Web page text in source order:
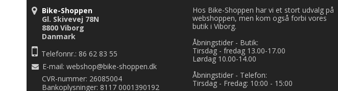
Bike-Shoppen
Gl. Skivevej 78N
8800 Viborg
Danmark
Telefonnr.: 86 62 83 55
E-mail: webshop@bike-shoppen.dk
CVR-nummer: 26085004
Bankoplysninger: 8117 0001390192
Hos Bike-Shoppen har vi et stort udvalg på
webshoppen, men kom også forbi vores
butik i Viborg.
Åbningstider - Butik:
Tirsdag - fredag 13.00-17.00
Lørdag 10.00-14.00
Åbningstider - Telefon:
Tirsdag - Fredag: 10:00 - 15:00